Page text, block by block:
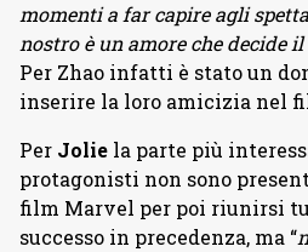
momenti a far capire agli
nostro è un amore che decide
Per Zhao infatti è stato un
inserire la loro amicizia nel
Per Jolie la parte più
protagonisti non sono
film Marvel per poi riunirsi
successo in precedenza, ma “